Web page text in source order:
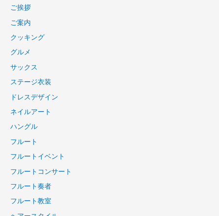
ご挨拶
ご案内
クッキング
グルメ
サックス
ステージ衣装
ドレスデザイン
ネイルアート
ハングル
フルート
フルートイベント
フルートコンサート
フルート奏者
フルート教室